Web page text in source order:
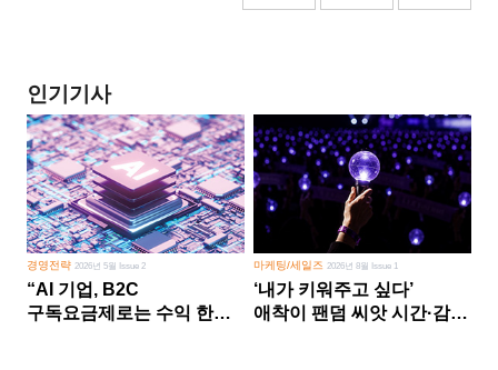
인기기사
경영전략 2026년 5월 Issue 2
“AI 기업, B2C
구독요금제로는 수익 한계
마케팅/세일즈 2026년 8월 Issue 1
‘내가 키워주고 싶다’
애착이 팬덤 씨앗 시간·감정